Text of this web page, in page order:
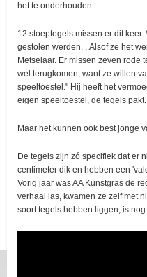
het te onderhouden.
12 stoeptegels missen er dit
gestolen werden. ,,Alsof ze het
Metselaar. Er missen zeven rode
wel terugkomen, want ze willen
speeltoestel." Hij heeft het
eigen speeltoestel, de tegels pakt.
Maar het kunnen ook best jonge
De tegels zijn zó specifiek dat er
centimeter dik en hebben een
Vorig jaar was AA Kunstgras de
verhaal las, kwamen ze zelf met
soort tegels hebben liggen, is